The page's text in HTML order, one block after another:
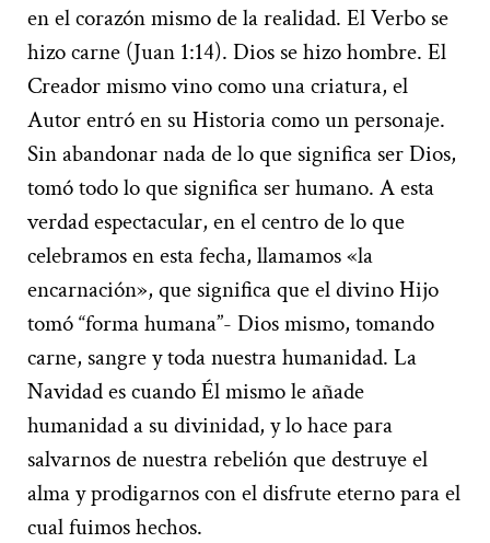
en el corazón mismo de la realidad. El Verbo se
hizo carne (Juan 1:14). Dios se hizo hombre. El
Creador mismo vino como una criatura, el
Autor entró en su Historia como un personaje.
Sin abandonar nada de lo que significa ser Dios,
tomó todo lo que significa ser humano. A esta
verdad espectacular, en el centro de lo que
celebramos en esta fecha, llamamos «la
encarnación», que significa que el divino Hijo
tomó “forma humana”- Dios mismo, tomando
carne, sangre y toda nuestra humanidad. La
Navidad es cuando Él mismo le añade
humanidad a su divinidad, y lo hace para
salvarnos de nuestra rebelión que destruye el
alma y prodigarnos con el disfrute eterno para el
cual fuimos hechos.